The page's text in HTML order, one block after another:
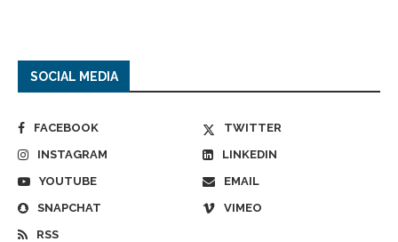
SOCIAL MEDIA
FACEBOOK
TWITTER
INSTAGRAM
LINKEDIN
YOUTUBE
EMAIL
SNAPCHAT
VIMEO
RSS